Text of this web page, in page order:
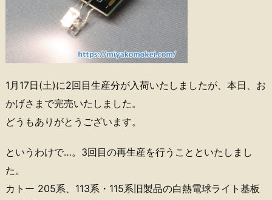
1月17日(土)に2回目生産分が入荷いたしましたが、本日、お
かげさまで完売いたしました。
どうもありがとうございます。
というわけで…。3回目の再生産を行うことといたしまし
た。
カトー 205系、113系・115系旧製品の白熱電球ライト基板